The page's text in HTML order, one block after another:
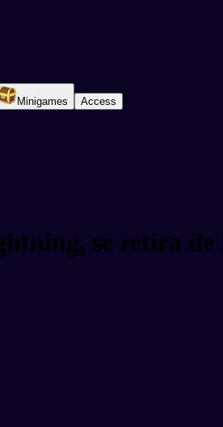
Minigames Access
se retira de